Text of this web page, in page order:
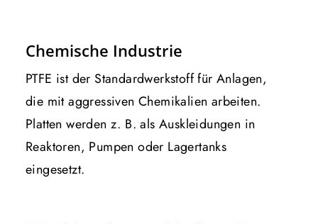
Chemische Industrie
PTFE ist der Standardwerkstoff für Anlagen,
die mit aggressiven Chemikalien arbeiten.
Platten werden z. B. als Auskleidungen in
Reaktoren, Pumpen oder Lagertanks
eingesetzt.